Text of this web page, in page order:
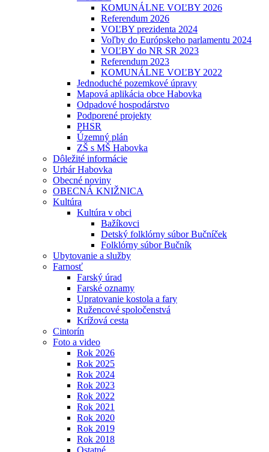
KOMUNÁLNE VOĽBY 2026
Referendum 2026
VOĽBY prezidenta 2024
Voľby do Európskeho parlamentu 2024
VOĽBY do NR SR 2023
Referendum 2023
KOMUNÁLNE VOĽBY 2022
Jednoduché pozemkové úpravy
Mapová aplikácia obce Habovka
Odpadové hospodárstvo
Podporené projekty
PHSR
Územný plán
ZŠ s MŠ Habovka
Dôležité informácie
Urbár Habovka
Obecné noviny
OBECNÁ KNIŽNICA
Kultúra
Kultúra v obci
Bažíkovci
Detský folklórny súbor Bučníček
Folklórny súbor Bučník
Ubytovanie a služby
Farnosť
Farský úrad
Farské oznamy
Upratovanie kostola a fary
Ružencové spoločenstvá
Krížová cesta
Cintorín
Foto a video
Rok 2026
Rok 2025
Rok 2024
Rok 2023
Rok 2022
Rok 2021
Rok 2020
Rok 2019
Rok 2018
Ostatné